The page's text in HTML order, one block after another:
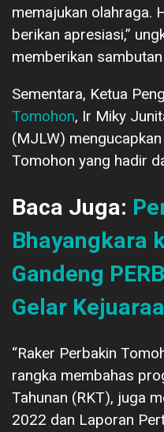
memajukan olahraga.
berikan apresiasi,”
memberikan
Sementara, Ketua
Tomohon, Ir Miky
(MJLW)
Tomohon yang hadir
Baca Juga:
Bhayangkara
Gandeng
Gelar
“Raker Perbakin
rangka membahas
Tahunan (RKT), juga
2022 dan Laporan